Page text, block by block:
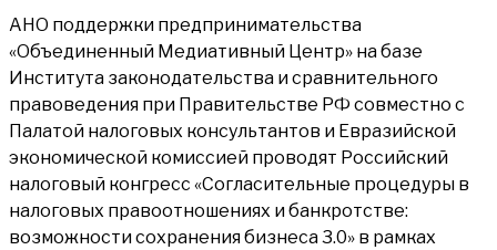
АНО поддержки предпринимательства
«Объединенный Медиативный Центр» на базе
Института законодательства и сравнительного
правоведения при Правительстве РФ совместно с
Палатой налоговых консультантов и Евразийской
экономической комиссией проводят Российский
налоговый конгресс «Согласительные процедуры в
налоговых правоотношениях и банкротстве:
возможности сохранения бизнеса 3.0» в рамках